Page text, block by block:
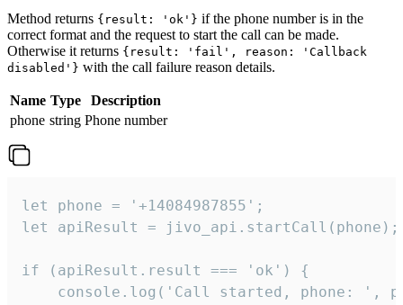
Method returns {result: 'ok'} if the phone number is in the
correct format and the request to start the call can be made.
Otherwise it returns {result: 'fail', reason: 'Callback
disabled'} with the call failure reason details.
Name Type
Description
phone string Phone number
let phone = '+14084987855';
let apiResult = jivo_api.startCall(phone);
if (apiResult.result === 'ok') {
console.log('Call started, phone: ',